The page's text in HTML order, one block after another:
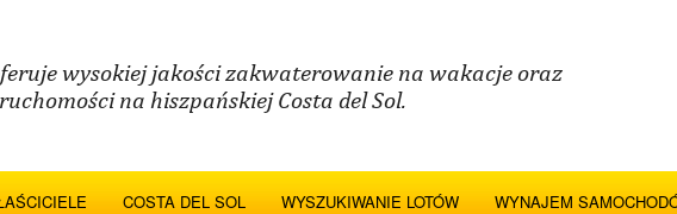
wysokiej jakości zakwaterowanie na wakacje oraz
na hiszpańskiej Costa del Sol.
COSTA DEL SOL WYSZUKIWANIE LOTÓW WYNAJEM